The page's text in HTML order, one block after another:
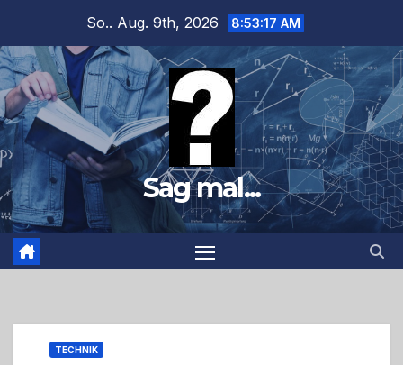
springen
So.. Aug. 9th, 2026 8:53:18 AM
Sag mal...
TECHNIK